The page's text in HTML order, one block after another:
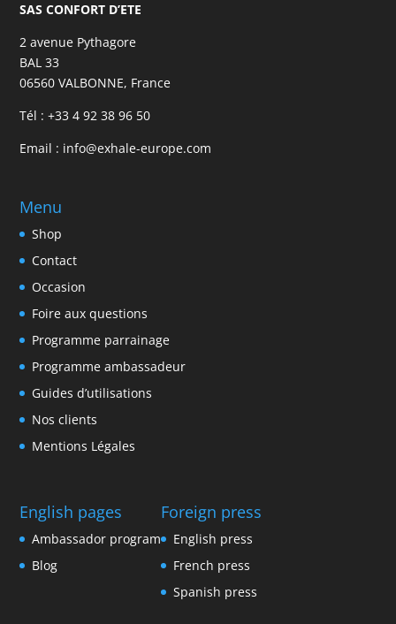
SAS CONFORT D’ETE
2 avenue Pythagore
BAL 33
06560 VALBONNE, France
Tél :+33 4 92 38 96 50
Email : info@exhale-europe.com
Menu
Shop
Contact
Occasion
Foire aux questions
Programme parrainage
Programme ambassadeur
Guides d’utilisations
Nos clients
Mentions Légales
English pages
Ambassador program
Blog
Foreign press
English press
French press
Spanish press